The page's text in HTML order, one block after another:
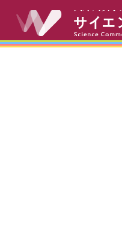
コンテンツへスキップ
メインナビゲーションへ